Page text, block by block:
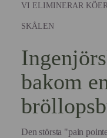
VI ELIMINERAR
SKÅLEN
bakom
Den största "pain